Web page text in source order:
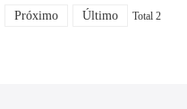
Próximo Último Total 2